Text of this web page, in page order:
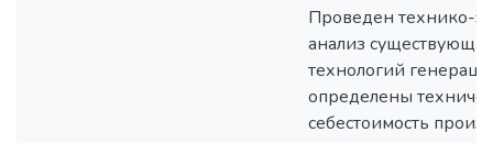
Проведен технико-
анализ
технологий
определены
себестоимость